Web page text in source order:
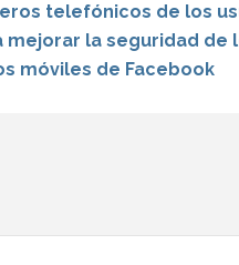
telefónicos de los
la seguridad de
móviles de Facebook